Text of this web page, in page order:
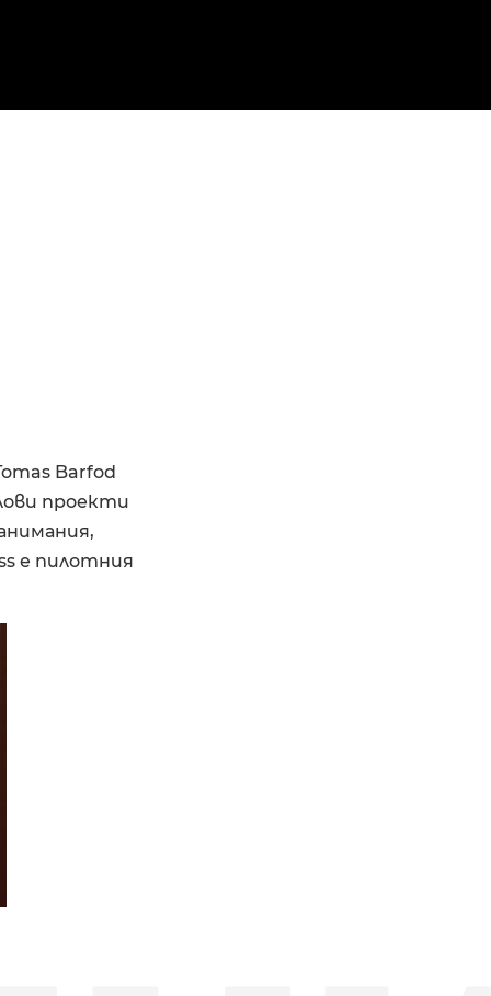
Barfod
проекти
е пилотния